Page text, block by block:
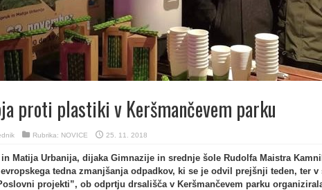
proti plastiki v Keršmančevem parku
Rubrika: NOVICE 25. 11. 2018
in Matija Urbanija, dijaka Gimnazije in srednje šole Rudolfa Maistra
tedna zmanjšanja odpadkov, ki se je odvil prejšnji teden, ter v
projekti”, ob odprtju drsališča v Keršmančevem parku